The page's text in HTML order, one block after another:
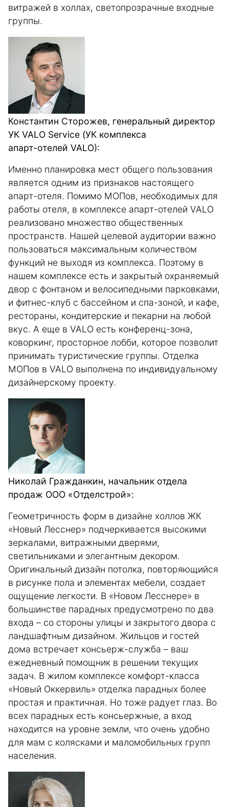
витражей в холлах, светопрозрачные входные
группы.
Константин Сторожев, генеральный директор
УК VALO Service (УК комплекса
апарт-отелей VALO):
Именно планировка мест общего пользования
является одним из признаков настоящего
апарт-отеля. Помимо МОПов, необходимых для
работы отеля, в комплексе апарт-отелей VALO
реализовано множество общественных
пространств. Нашей целевой аудитории важно
пользоваться максимальным количеством
функций не выходя из комплекса. Поэтому в
нашем комплексе есть и закрытый охраняемый
двор с фонтаном и велосипедными парковками,
и фитнес-клуб с бассейном и спа-зоной, и кафе,
рестораны, кондитерские и пекарни на любой
вкус. А еще в VALO есть конференц-зона,
коворкинг, просторное лобби, которое позволит
принимать туристические группы. Отделка
МОПов в VALO выполнена по индивидуальному
дизайнерскому проекту.
Николай Гражданкин, начальник отдела
продаж ООО «Отделстрой»:
Геометричность форм в дизайне холлов ЖК
«Новый Лесснер» подчеркивается высокими
зеркалами, витражными дверями,
светильниками и элегантным декором.
Оригинальный дизайн потолка, повторяющийся
в рисунке пола и элементах мебели, создает
ощущение легкости. В «Новом Лесснере» в
большинстве парадных предусмотрено по два
входа – со стороны улицы и закрытого двора с
ландшафтным дизайном. Жильцов и гостей
дома встречает консьерж-служба – ваш
ежедневный помощник в решении текущих
задач. В жилом комплексе комфорт-класса
«Новый Оккервиль» отделка парадных более
простая и практичная. Но тоже радует глаз. Во
всех парадных есть консьержные, а вход
находится на уровне земли, что очень удобно
для мам с колясками и маломобильных групп
населения.